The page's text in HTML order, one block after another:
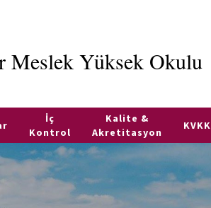
Meslek Yüksek Okulu
İç
Kontrol
Kalite &
Akretitasyon
KVKK